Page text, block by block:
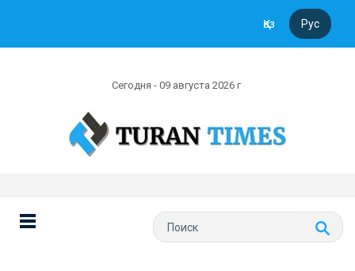
Қаз Рус
Сегодня - 09 августа 2026 г